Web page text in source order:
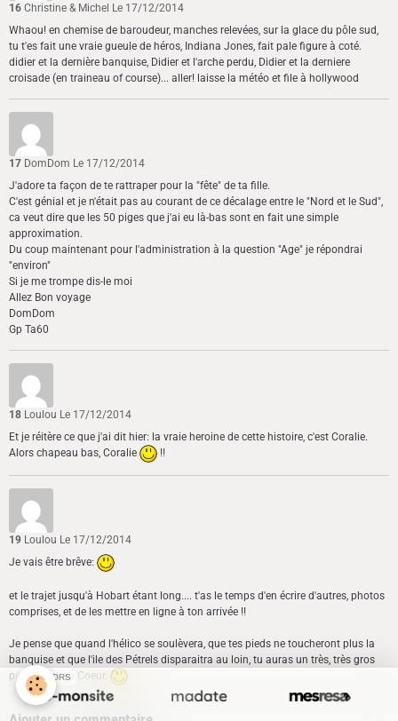
16 Christine & Michel Le 17/12/2014
Whaou! en chemise de baroudeur, manches relevées, sur la glace du pôle sud,
tu t'es fait une vraie gueule de héros, Indiana Jones, fait pale figure à coté.
didier et la dernière banquise, Didier et l'arche perdu, Didier et la derniere
croisade (en traineau of course)... aller! laisse la météo et file à hollywood
17 DomDom Le 17/12/2014
J'adore ta façon de te rattraper pour la "fête" de ta fille.
C'est génial et je n'était pas au courant de ce décalage entre le "Nord et le Sud",
ca veut dire que les 50 piges que j'ai eu là-bas sont en fait une simple
approximation.
Du coup maintenant pour l'administration à la question "Age" je répondrai
"environ"
Si je me trompe dis-le moi
Allez Bon voyage
DomDom
Gp Ta60
18 Loulou Le 17/12/2014
Et je réitère ce que j'ai dit hier: la vraie heroine de cette histoire, c'est Coralie.
Alors chapeau bas, Coralie
!!
19 Loulou Le 17/12/2014
Je vais être brêve:
et le trajet jusqu'à Hobart étant long.... t'as le temps d'en écrire d'autres, photos
comprises, et de les mettre en ligne à ton arrivée !!
Je pense que quand l'hélico se soulèvera, que tes pieds ne toucheront plus la
banquise et que l'ile des Pétrels disparaitra au loin, tu auras un très, très gros
pincement au Coeur.
SPONSORS